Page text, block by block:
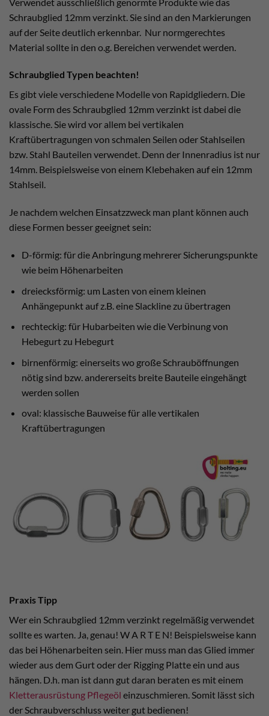
Schraubglied 12mm verzinkt. Sie sind an den Markierungen
auf der Seite deutlich erkennbar. Nur normgerechtes
Material sollte in den o.g. Bereichen verwendet werden.
Schraubglied Typen beachten!
Es gibt viele verschiedene Modelle von Rapidgliedern. Die
ovale Form des Schraubglied 12mm verzinkt ist dabei die
klassische. Sie wird vor allem bei vertikalen
Kraftübertragungen von schmalen Seilen oder Stahlseilen
bzw. Stahl Bauteilen verwendet. Denn der Innenradius ist nur
14mm. Beispielsweise von einem Klebehaken auf ein 12mm
Stahlseil.
Je nachdem welchen Einsatzzweck man plant können auch
diese Formen besser geeignet sein:
D-förmig: für die Anbringung mehrerer Sicherungspunkte
wie beim Höhenarbeiten
dreiecksförmig: um Lasten von einem kleinen
Anhängepunkt auf z.B. eine Slackline zu übertragen
rechteckig: für Hubarbeiten wie die Verbinung von
Hebegurt zu Hebegurt
birnenförmig: einerseits wo große Schrauböffnungen
nötig sind bzw. andererseits breite Bauteile eingehängt
werden sollen
oval: klassische Bauweise für alle vertikalen
Kraftübertragungen
Praxis Tipp
Wer ein Schraubglied 12mm verzinkt regelmäßig verwendet
sollte es warten. Ja, genau! W A R T E N! Beispielsweise kann
das bei Höhenarbeiten sein. Hier muss man das Glied immer
wieder aus dem Gurt oder der Rigging Platte ein und aus
hängen. D.h. man ist dann gut daran beraten es mit einem
Kletterausrüstung Pflegeöl einzuschmieren. Somit lässt sich
der Schraubverschluss weiter gut bedienen!